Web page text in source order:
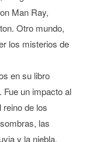
Man Ray,
Otro mundo,
los misterios de
en su libro
Fue un impacto al
de los
las
y la niebla,